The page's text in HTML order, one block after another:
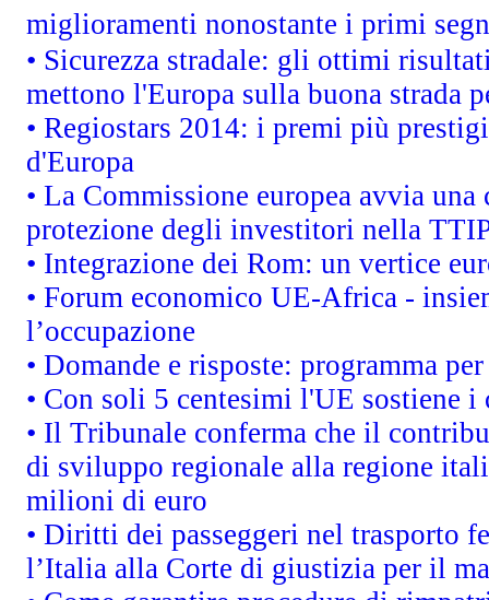
miglioramenti nonostante i primi
• Sicurezza stradale: gli ottimi
mettono l'Europa sulla buona strada
• Regiostars 2014: i premi più
d'Europa
• La Commissione europea avvia
protezione degli investitori nella
• Integrazione dei Rom: un vertice
• Forum economico UE-Africa -
l’occupazione
• Domande e risposte: programma
• Con soli 5 centesimi l'UE sostiene
• Il Tribunale conferma che il
di sviluppo regionale alla regione
milioni di euro
• Diritti dei passeggeri nel trasporto
l’Italia alla Corte di giustizia per il